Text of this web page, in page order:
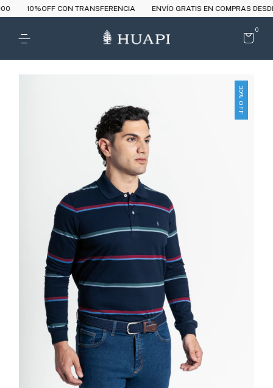
CON TRANSFERENCIA ENVÍO GRATIS EN COMPRAS DESDE
0
30
%
OFF